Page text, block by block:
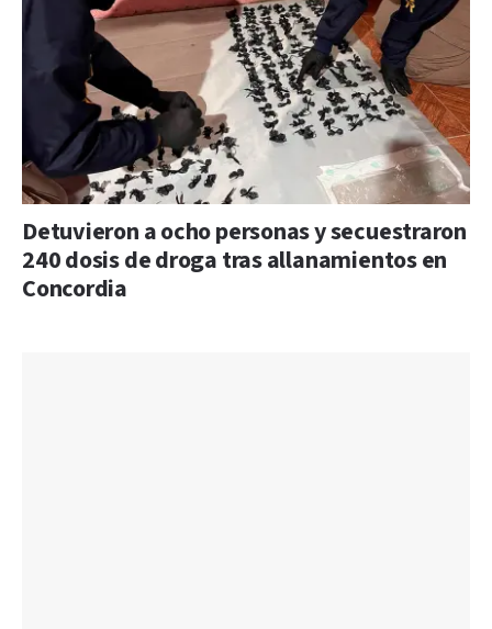
Detuvieron a ocho personas y secuestraron
240 dosis de droga tras allanamientos en
Concordia